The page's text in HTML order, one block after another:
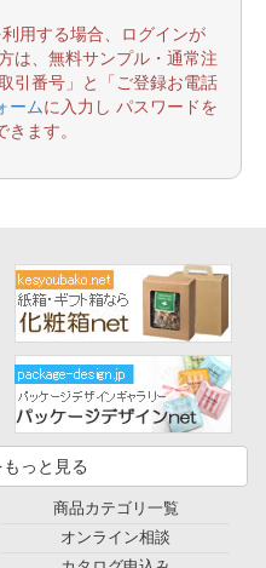
用する場合、ログインが
は、無料サンプル・通常注
引番号」と「ご登録お電話
ームに入力し パスワードを
ます。
っと見る
商品カテゴリ一覧
オンライン相談